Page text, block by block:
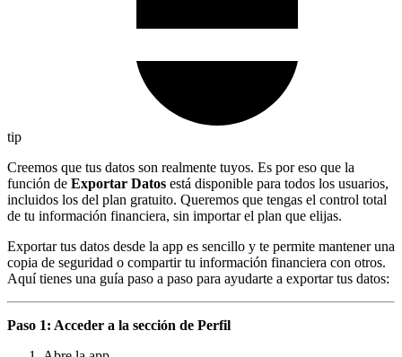
tip
Creemos que tus datos son realmente tuyos. Es por eso que la
función de Exportar Datos está disponible para todos los usuarios,
incluidos los del plan gratuito. Queremos que tengas el control total
de tu información financiera, sin importar el plan que elijas.
Exportar tus datos desde la app es sencillo y te permite mantener una
copia de seguridad o compartir tu información financiera con otros.
Aquí tienes una guía paso a paso para ayudarte a exportar tus datos:
Paso 1: Acceder a la sección de Perfil